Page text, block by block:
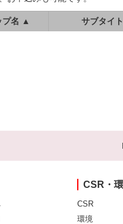
プ名 ▲ サブタイ
CSR・
CSR
環境